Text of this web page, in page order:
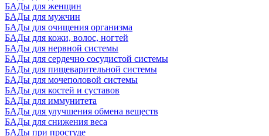
БАДы для женщин
БАДы для мужчин
БАДы для очищения организма
БАДы для кожи, волос, ногтей
БАДы для нервной системы
БАДы для сердечно сосудистой системы
БАДы для пищеварительной системы
БАДы для мочеполовой системы
БАДы для костей и суставов
БАДы для иммунитета
БАДы для улучшения обмена веществ
БАДы для снижения веса
БАДы при простуде